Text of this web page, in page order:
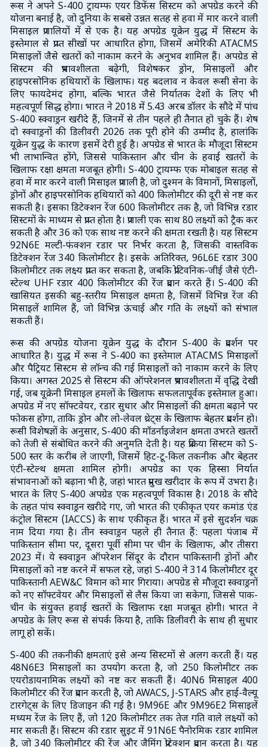
रूस ने अपने S-400 ट्रायम्फ एयर डिफेंस सिस्टम को अपग्रेड करने की
योजना बनाई है, जो दुनिया के सबसे उन्नत सतह से हवा में मार करने वाली
मिसाइल प्रणालियों में से एक है। यह अपग्रेड यूक्रेन युद्ध में सिस्टम के
इस्तेमाल से प्राप्त सीखों पर आधारित होगा, जिसमें अमेरिकी ATACMS
मिसाइलों जैसे खतरों को नाकाम करने के अनुभव शामिल हैं। अपग्रेड से
सिस्टम की प्रभावशीलता बढ़ेगी, विशेषकर ड्रोन, मिसाइलों और
हाइपरसोनिक हथियारों के खिलाफ। यह बदलाव न केवल रूसी सेना के
लिए फायदेमंद होगा, बल्कि भारत जैसे निर्यातक देशों के लिए भी
महत्वपूर्ण सिद्ध होगा। भारत ने 2018 में 5.43 अरब डॉलर के सौदे में पांच
S-400 स्क्वाड्रन खरीदे हैं, जिनमें से तीन पहले ही तैनात हो चुके हैं। शेष
दो स्क्वाड्रनों की डिलीवरी 2026 तक पूरी होने की उम्मीद है, हालांकि
यूक्रेन युद्ध के कारण इसमें देरी हुई है। अपग्रेड से भारत के मौजूदा सिस्टम
भी लाभान्वित होंगे, जिससे पाकिस्तान और चीन के हवाई खतरों के
खिलाफ रक्षा क्षमता मजबूत होगी। S-400 ट्रायम्फ एक मोबाइल सतह से
हवा में मार करने वाली मिसाइल प्रणाली है, जो दुश्मन के विमानों, मिसाइलों,
ड्रोनों और हाइपरसोनिक हथियारों को 400 किलोमीटर की दूरी से नष्ट कर
सकती है। इसका डिटेक्शन रेंज 600 किलोमीटर तक है, जो विभिन्न रडार
सिस्टमों के माध्यम से प्राप्त होता है। प्रणाली एक साथ 80 लक्ष्यों को ट्रैक कर
सकती है और 36 को एक साथ नष्ट करने की क्षमता रखती है। यह सिस्टम
92N6E मल्टी-फंक्शन रडार पर निर्भर करता है, जिसकी वास्तविक
डिटेक्शन रेंज 340 किलोमीटर है। इसके अतिरिक्त, 96L6E रडार 300
किलोमीटर तक लक्ष्य प्राप्त कर सकता है, जबकि प्रोटिवनिक-जीई जैसे एंटी-
स्टेल्थ UHF रडार 400 किलोमीटर की रेंज प्रदान करते हैं। S-400 की
खासियत इसकी बहु-स्तरीय मिसाइल क्षमता है, जिसमें विभिन्न रेंज की
मिसाइलें शामिल हैं, जो विभिन्न ऊंचाई और गति के लक्ष्यों को संभाल
सकती हैं।
रूस की अपग्रेड योजना यूक्रेन युद्ध के दौरान S-400 के प्रदर्शन पर
आधारित है। युद्ध में रूस ने S-400 का इस्तेमाल ATACMS मिसाइलों
और पैट्रियट सिस्टम से लॉन्च की गई मिसाइलों को नाकाम करने के लिए
किया। अगस्त 2025 से सिस्टम की ऑपरेशनल प्रभावशीलता में वृद्धि देखी
गई, जब यूक्रेनी मिसाइल हमलों के खिलाफ सफलतापूर्वक इस्तेमाल हुआ।
अपग्रेड में नए सॉफ्टवेयर, रडार सुधार और मिसाइलों की क्षमता बढ़ाने पर
फोकस होगा, ताकि ड्रोन और लो-लेवल थ्रेट्स के खिलाफ बेहतर प्रदर्शन हो।
रूसी विशेषज्ञों के अनुसार, S-400 की मॉडर्नाइजेशन क्षमता उभरते खतरों
को तेजी से संबोधित करने की अनुमति देती है। यह प्रक्रिया सिस्टम को S-
500 स्तर के करीब ले जाएगी, जिसमें हिट-टू-किल तकनीक और बेहतर
एंटी-स्टेल्थ क्षमता शामिल होगी। अपग्रेड का एक हिस्सा निर्यात
संभावनाओं को बढ़ाना भी है, जहां भारत प्रमुख खरीदार के रूप में उभरा है।
भारत के लिए S-400 अपग्रेड एक महत्वपूर्ण विकास है। 2018 के सौदे
के तहत पांच स्क्वाड्रन खरीदे गए, जो भारत की एकीकृत एयर कमांड एंड
कंट्रोल सिस्टम (IACCS) के साथ एकीकृत हैं। भारत में इसे सुदर्शन चक्र
नाम दिया गया है। तीन स्क्वाड्रन पहले ही तैनात हैं: पहला पंजाब में
पाकिस्तान सीमा पर, दूसरा पूर्वी सीमा पर चीन के खिलाफ, और तीसरा
2023 में। ये स्क्वाड्रन ऑपरेशन सिंदूर के दौरान पाकिस्तानी ड्रोनों और
मिसाइलों को नष्ट करने में सफल रहे, जहां S-400 ने 314 किलोमीटर दूर
पाकिस्तानी AEW&C विमान को मार गिराया। अपग्रेड से मौजूदा स्क्वाड्रनों
को नए सॉफ्टवेयर और मिसाइलों से लैस किया जा सकेगा, जिससे पाक-
चीन के संयुक्त हवाई खतरों के खिलाफ रक्षा मजबूत होगी। भारत ने
अपग्रेड के लिए रूस से संपर्क किया है, ताकि डिलीवरी के साथ ही सुधार
लागू हो सकें।
S-400 की तकनीकी क्षमताएं इसे अन्य सिस्टमों से अलग करती हैं। यह
48N6E3 मिसाइलों का उपयोग करता है, जो 250 किलोमीटर तक
एयरोडायनामिक लक्ष्यों को नष्ट कर सकती हैं। 40N6 मिसाइल 400
किलोमीटर की रेंज प्रदान करती है, जो AWACS, J-STARS और हाई-वैल्यू
टारगेट्स के लिए डिजाइन की गई है। 9M96E और 9M96E2 मिसाइलें
मध्यम रेंज के लिए हैं, जो 120 किलोमीटर तक तेज गति वाले लक्ष्यों को
मार सकती हैं। सिस्टम की रडार सुइट में 91N6E पैनोरमिक रडार शामिल
है, जो 340 किलोमीटर की रेंज और जैमिंग प्रोटेक्शन प्रदान करता है। यह